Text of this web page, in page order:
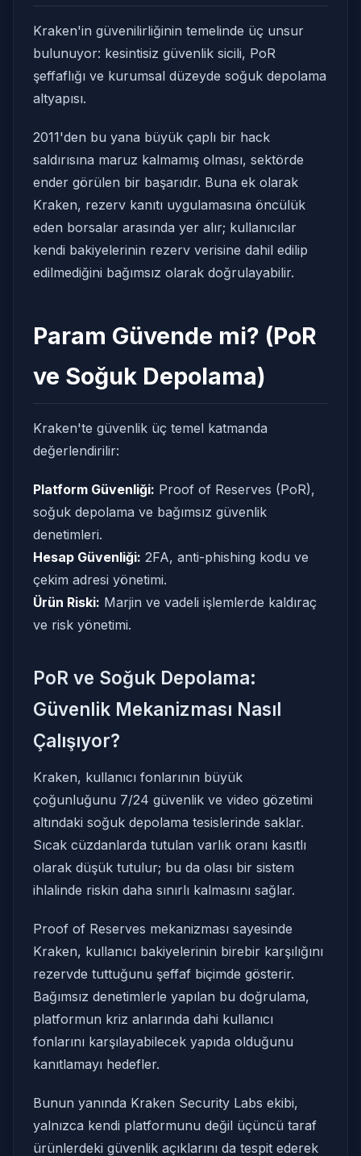
Kraken'in güvenilirliğinin temelinde üç unsur
bulunuyor: kesintisiz güvenlik sicili, PoR
şeffaflığı ve kurumsal düzeyde soğuk depolama
altyapısı.
2011'den bu yana büyük çaplı bir hack
saldırısına maruz kalmamış olması, sektörde
ender görülen bir başarıdır. Buna ek olarak
Kraken, rezerv kanıtı uygulamasına öncülük
eden borsalar arasında yer alır; kullanıcılar
kendi bakiyelerinin rezerv verisine dahil edilip
edilmediğini bağımsız olarak doğrulayabilir.
Param Güvende mi? (PoR
ve Soğuk Depolama)
Kraken'te güvenlik üç temel katmanda
değerlendirilir:
Platform Güvenliği: Proof of Reserves (PoR),
soğuk depolama ve bağımsız güvenlik
denetimleri.
Hesap Güvenliği: 2FA, anti-phishing kodu ve
çekim adresi yönetimi.
Ürün Riski: Marjin ve vadeli işlemlerde kaldıraç
ve risk yönetimi.
PoR ve Soğuk Depolama:
Güvenlik Mekanizması Nasıl
Çalışıyor?
Kraken, kullanıcı fonlarının büyük
çoğunluğunu 7/24 güvenlik ve video gözetimi
altındaki soğuk depolama tesislerinde saklar.
Sıcak cüzdanlarda tutulan varlık oranı kasıtlı
olarak düşük tutulur; bu da olası bir sistem
ihlalinde riskin daha sınırlı kalmasını sağlar.
Proof of Reserves mekanizması sayesinde
Kraken, kullanıcı bakiyelerinin birebir karşılığını
rezervde tuttuğunu şeffaf biçimde gösterir.
Bağımsız denetimlerle yapılan bu doğrulama,
platformun kriz anlarında dahi kullanıcı
fonlarını karşılayabilecek yapıda olduğunu
kanıtlamayı hedefler.
Bunun yanında Kraken Security Labs ekibi,
yalnızca kendi platformunu değil üçüncü taraf
ürünlerdeki güvenlik açıklarını da tespit ederek